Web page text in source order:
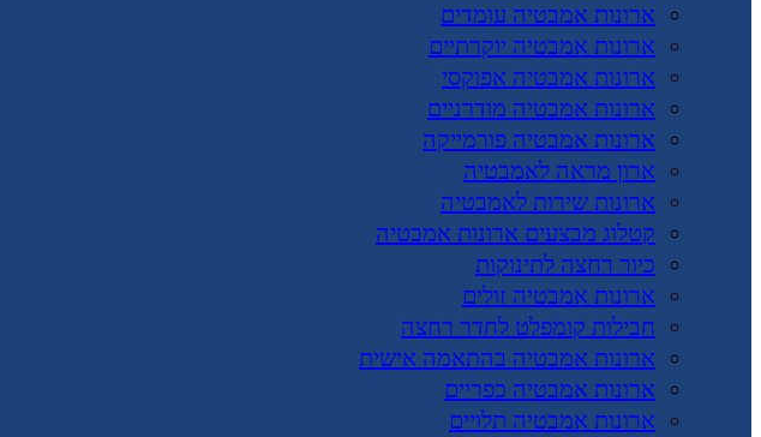
ארונות אמבטיה עומדים
ארונות אמבטיה יוקרתיים
ארונות אמבטיה אפוקסי
ארונות אמבטיה מודרניים
ארונות אמבטיה פורמייקה
ארון מראה לאמבטיה
ארונות שירות לאמבטיה
קטלוג מבצעים ארונות אמבטיה
כיור רחצה לתינוקות
ארונות אמבטיה זולים
חבילות קומפלט לחדר רחצה
ארונות אמבטיה בהתאמה אישית
ארונות אמבטיה כפריים
ארונות אמבטיה תלויים